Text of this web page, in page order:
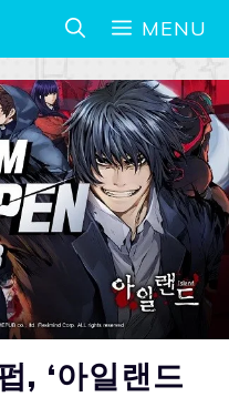
MENU
, ‘아일랜드